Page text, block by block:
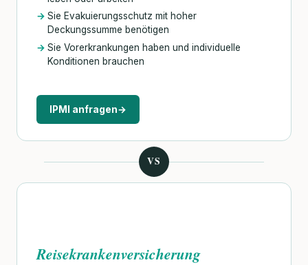
Sie Evakuierungsschutz mit hoher
Deckungssumme benötigen
Sie Vorerkrankungen haben und individuelle
Konditionen brauchen
IPMI anfragen→
VS
Reisekrankenversicherung